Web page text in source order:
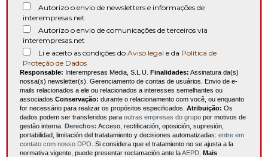
Autorizo o envio de newsletters e informações de
interempresas.net
Autorizo o envio de comunicações de terceiros via
interempresas.net
Li e aceito as condições do Aviso legal e da Política de
Proteção de Dados
Responsable: Interempresas Media, S.L.U. Finalidades: Assinatura da(s)
nossa(s) newsletter(s). Gerenciamento de contas de usuários. Envio de e-
mails relacionados a ele ou relacionados a interesses semelhantes ou
associados. Conservação: durante o relacionamento com você, ou enquanto
for necessário para realizar os propósitos especificados. Atribuição: Os
dados podem ser transferidos para outras empresas do grupo por motivos de
gestão interna. Derechos: Acceso, rectificación, oposición, supresión,
portabilidad, limitación del tratatamiento y decisiones automatizadas: entre em
contato com nosso DPO . Si considera que el tratamiento no se ajusta a la
normativa vigente, puede presentar reclamación ante laAEPD Mais